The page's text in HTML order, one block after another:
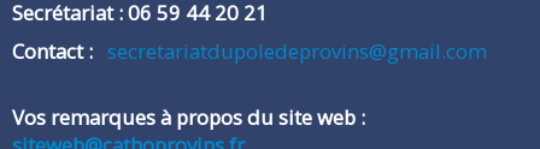
Secrétariat : 06 59 44 20 21
​Contact : secretariatdupoledeprovins@gmail.com
Vos remarques à propos du site web :